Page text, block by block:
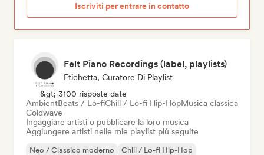
Iscriviti per entrare in contatto
Felt Piano Recordings (label, playlists)
Etichetta, Curatore Di Playlist
&gt; 3100 risposte date
AmbientBeats / Lo-fiChill / Lo-fi Hip-HopMusica classica
Coldwave
Ingaggiare artisti o pubblicare la loro musica
Aggiungere artisti nelle mie playlist più seguite
Neo / Classico moderno
Chill / Lo-fi Hip-Hop